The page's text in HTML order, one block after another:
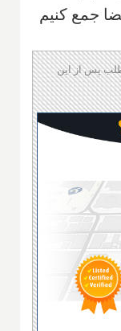
جمع کنیم
پس از این